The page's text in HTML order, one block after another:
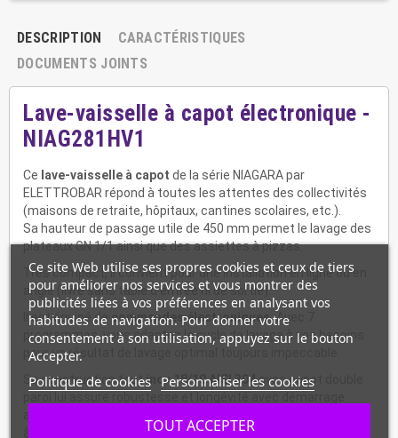
DESCRIPTION
CARACTÉRISTIQUES
DOCUMENTS JOINTS
Lave-vaisselle à capot électronique -
NIAG281HV1
Ce lave-vaisselle à capot de la série NIAGARA par
ELETTROBAR répond à toutes les attentes des collectivités
(maisons de retraite, hôpitaux, cantines scolaires, etc.).
Sa hauteur de passage utile de 450 mm permet le lavage des
plateaux GN 1/1 ainsi que des assiettes à pizzas.
Très compact, il convient pour une installation en ligne ou en
angle (livré sans table d'entrée ni de sortie).
Il est équipé de commandes électroniques.Avec 7
programmes, vous adaptez le cycle de lavage à vos besoins
pour un résultat de lavage optimal toujours impeccable.
Sa construction toutinox 18/10 AISI 304avec capot double
Ce site Web utilise ses propres cookies et ceux de tiers
pour améliorer nos services et vous montrer des
publicités liées à vos préférences en analysant vos
habitudes de navigation. Pour donner votre
consentement à son utilisation, appuyez sur le bouton
Accepter.
Politique de cookies Personnaliser les cookies
TOUT ACCEPTER